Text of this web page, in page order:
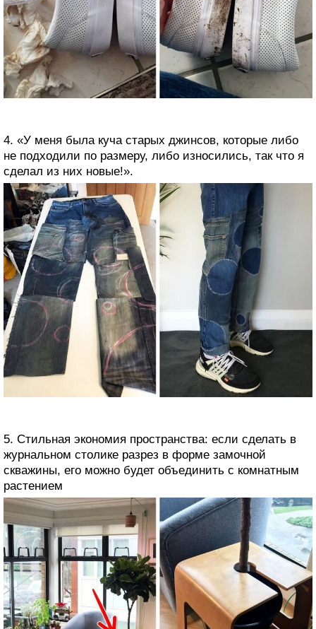
4. «У меня была куча старых джинсов, которые либо
не подходили по размеру, либо износились, так что я
сделал из них новые!».
5. Стильная экономия пространства: если сделать в
журнальном столике разрез в форме замочной
скважины, его можно будет объединить с комнатным
растением